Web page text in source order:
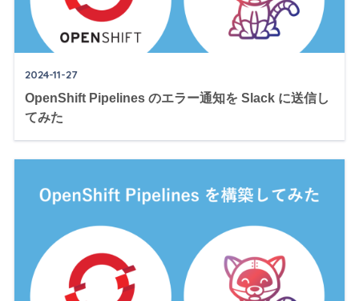
2024-11-27
OpenShift Pipelines のエラー通知を Slack に送信し
てみた